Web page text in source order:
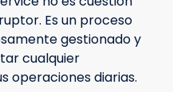
Es un proceso
gestionado y
cualquier
operaciones diarias.